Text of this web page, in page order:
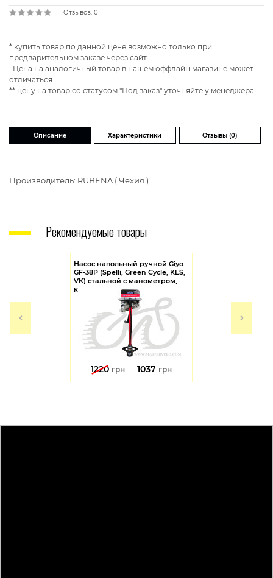
Отзывов: 0
* купить товар по данной цене возможно только при
предварительном заказе через сайт.
Цена на аналогичный товар в нашем оффлайн магазине может
отличаться.
** цену на товар со статусом "Под заказ" уточняйте у менеджера.
Описание Характеристики Отзывы (0)
Производитель: RUBENA ( Чехия ).
Рекомендуемые товары
Насос напольный ручной Giyo
GF-38P (Spelli, Green Cycle, KLS,
VK) стальной с манометром,
красный
1220 грн 1037 грн